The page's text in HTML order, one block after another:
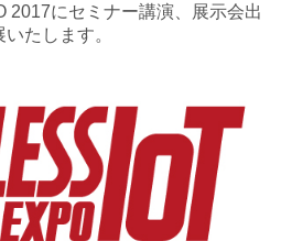
2017にセミナー講演、展示会出
いたします。